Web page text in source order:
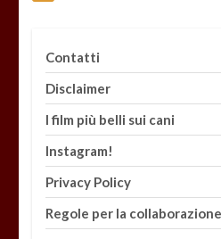
Contatti
Disclaimer
I film più belli sui cani
Instagram!
Privacy Policy
Regole per la